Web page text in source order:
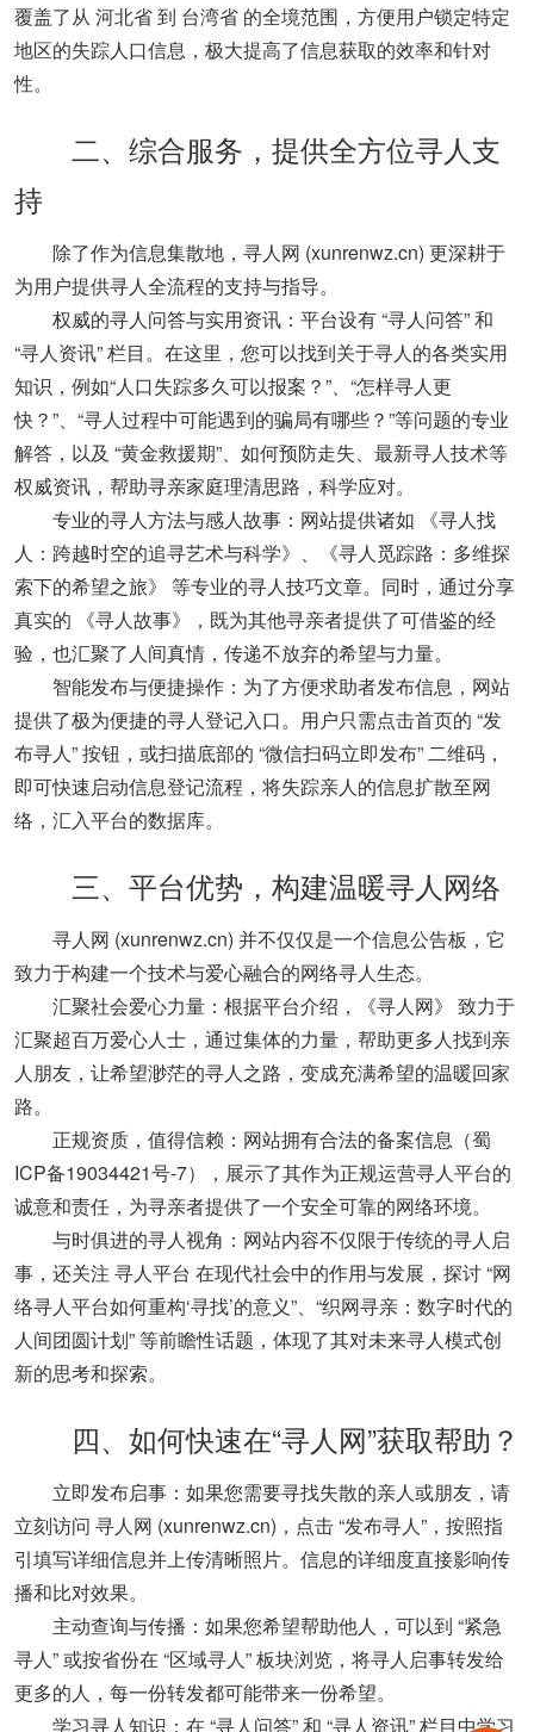
覆盖了从 ‌ 河北省‌ 到 ‌ 台湾省‌ 的全境范围，方便用户锁定特定
地区的失踪人口信息，极大提高了信息获取的效率和针对
性。
‌二、综合服务，提供全方位寻人支
持‌
除了作为信息集散地， 寻人网 (xunrenwz.cn) 更深耕于
为用户提供寻人全流程的支持与指导。
‌权威的寻人问答与实用资讯‌：平台设有 ‌“寻人问答”‌ 和
‌“寻人资讯”‌ 栏目。在这里，您可以找到关于寻人的各类实用
知识，例如“人口失踪多久可以报案？”、“‌怎样寻人更
快？‌”、“寻人过程中可能遇到的骗局有哪些？”等问题的专业
解答，以及 ‌“黄金救援期”‌、如何预防走失、最新寻人技术等
权威资讯，帮助寻亲家庭理清思路，科学应对。
‌专业的寻人方法与感人故事‌：网站提供诸如 ‌《寻人找
人：跨越时空的追寻艺术与科学》‌、‌《寻人觅踪路：多维探
索下的希望之旅》‌ 等专业的寻人技巧文章。同时，通过分享
真实的 ‌《寻人故事》‌，既为其他寻亲者提供了可借鉴的经
验，也汇聚了人间真情，传递不放弃的希望与力量。
‌智能发布与便捷操作‌：为了方便求助者发布信息，网站
提供了极为便捷的寻人登记入口。用户只需点击首页的 ‌“发
布寻人”‌ 按钮，或扫描底部的 ‌“微信扫码立即发布”‌ 二维码，
即可快速启动信息登记流程，将失踪亲人的信息扩散至网
络，汇入平台的数据库。
‌三、平台优势，构建温暖寻人网络‌
寻人网 (xunrenwz.cn) ‌ 并不仅仅是一个信息公告板，它
致力于构建一个技术与爱心融合的网络寻人生态。
‌汇聚社会爱心力量‌：根据平台介绍，‌《寻人网》‌ 致力于
汇聚超百万爱心人士，通过集体的力量，帮助更多人找到亲
人朋友，让希望渺茫的寻人之路，变成充满希望的温暖回家
路。
‌正规资质，值得信赖‌：网站拥有合法的备案信息（蜀
ICP备19034421号-7），展示了其作为正规运营寻人平台的
诚意和责任，为寻亲者提供了一个安全可靠的网络环境。
‌与时俱进的寻人视角‌：网站内容不仅限于传统的寻人启
事，还关注 ‌ 寻人平台 ‌ 在现代社会中的作用与发展，探讨 ‌“网
络寻人平台如何重构‘寻找’的意义”‌、‌“织网寻亲：数字时代的
人间团圆计划”‌ 等前瞻性话题，体现了其对未来寻人模式创
新的思考和探索。
‌四、如何快速在“寻人网”获取帮助？‌
‌立即发布启事‌：如果您需要寻找失散的亲人或朋友，请
立刻访问 ‌ 寻人网 (xunrenwz.cn) ‌，点击 ‌“发布寻人”‌，按照指
引填写详细信息并上传清晰照片。信息的详细度直接影响传
播和比对效果。
‌主动查询与传播‌：如果您希望帮助他人，可以到 ‌“紧急
寻人”‌ 或按省份在 ‌“区域寻人”‌ 板块浏览，将寻人启事转发给
更多的人，每一份转发都可能带来一份希望。
‌学习寻人知识‌：在 ‌“寻人问答”‌ 和 ‌“寻人资讯”‌ 栏目中学习